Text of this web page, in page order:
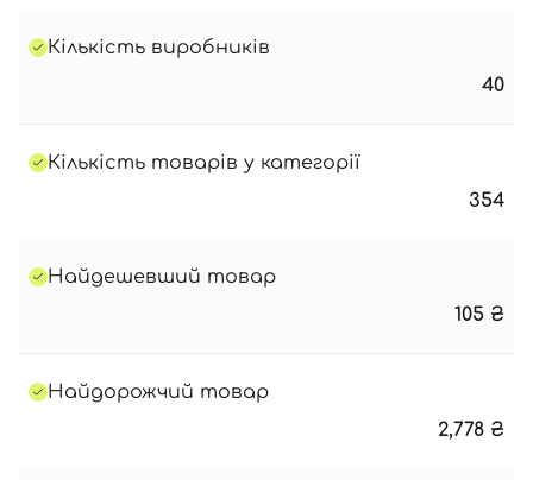
Кількість виробників
40
Кількість товарів у категорії
354
Найдешевший товар
105 ₴
Найдорожчий товар
2,778 ₴